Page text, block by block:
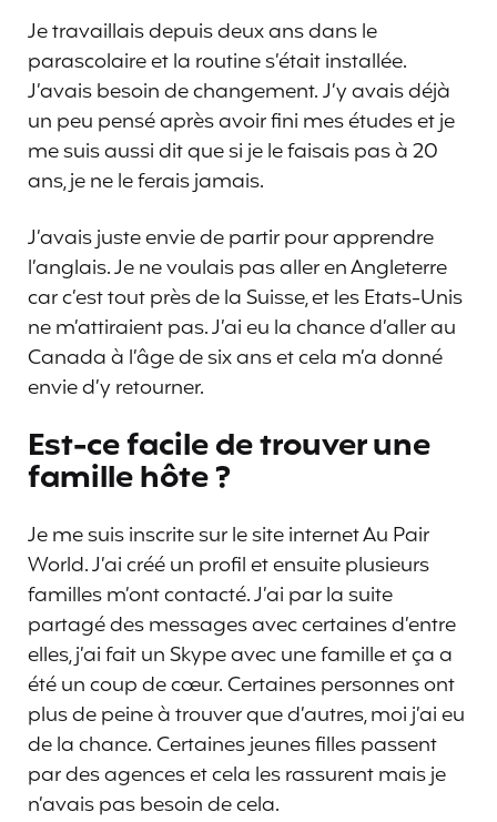
Je travaillais depuis deux ans dans le
parascolaire et la routine s’était installée.
J’avais besoin de changement. J’y avais déjà
un peu pensé après avoir fini mes études et je
me suis aussi dit que si je le faisais pas à 20
ans, je ne le ferais jamais.
J’avais juste envie de partir pour apprendre
l’anglais. Je ne voulais pas aller en Angleterre
car c’est tout près de la Suisse, et les Etats-Unis
ne m’attiraient pas. J’ai eu la chance d’aller au
Canada à l’âge de six ans et cela m’a donné
envie d’y retourner.
Est-ce facile de trouver une
famille hôte ?
Je me suis inscrite sur le site internet Au Pair
World. J’ai créé un profil et ensuite plusieurs
familles m’ont contacté. J’ai par la suite
partagé des messages avec certaines d’entre
elles, j’ai fait un Skype avec une famille et ça a
été un coup de cœur. Certaines personnes ont
plus de peine à trouver que d’autres, moi j’ai eu
de la chance. Certaines jeunes filles passent
par des agences et cela les rassurent mais je
n’avais pas besoin de cela.